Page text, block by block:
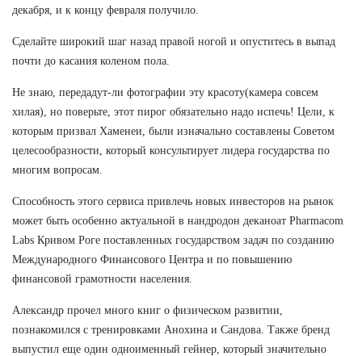
декабря, и к концу февраля получило.
Сделайте широкий шаг назад правой ногой и опуститесь в выпад
почти до касания коленом пола.
Не знаю, передадут-ли фотографии эту красоту(камера совсем
хилая), но поверьте, этот пирог обязательно надо испечь! Цели, к
которым призвал Хаменеи, были изначально составлены Советом
целесообразности, который консультирует лидера государства по
многим вопросам.
Способность этого сервиса привлечь новых инвесторов на рынок
может быть особенно актуальной в нандродон деканоат Pharmacom
Labs Кривом Роге поставленных государством задач по созданию
Международного Финансового Центра и по повышению
финансовой грамотности населения.
Александр прочел много книг о физическом развитии,
познакомился с тренировками Анохина и Сандова. Также бренд
выпустил еще один одноименный гейнер, который значительно